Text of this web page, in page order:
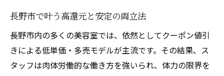
長野市で叶う高還元と安定の両立法
長野市内の多くの美容室では、依然としてクーポン値引
きによる低単価・多売モデルが主流です。その結果、ス
タッフは肉体労働的な働き方を強いられ、体力の限界を